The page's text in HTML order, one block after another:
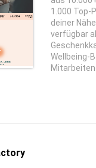
1.000 Top-
deiner
verfügbar
Wellbeing-